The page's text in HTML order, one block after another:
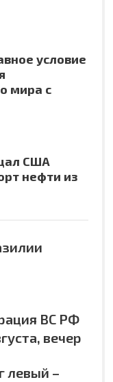
условие
мира с
США
нефти из
ВС РФ
вечер
левый –